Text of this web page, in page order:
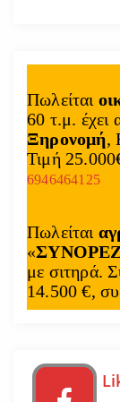
Πωλείται
60 τ.μ. έχει
Ξηρονομή,
Τιμή
6946464125
Πωλείται
«
με σιτηρά.
14.500 €,